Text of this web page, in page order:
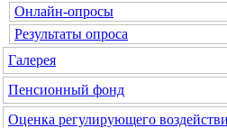
Онлайн-опросы
Результаты опроса
Галерея
Пенсионный фонд
Оценка регулирующего